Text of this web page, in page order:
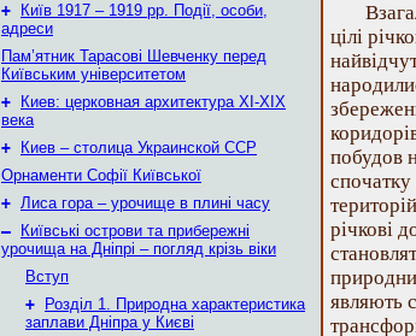
+
Київ 1917 – 1919 рр. Події, особи,
адреси
Пам’ятник Тарасові Шевченку перед
Київським університетом
+
Киев: церковная архитектура XI-XIX
века
+
Киев – столица Украинской ССР
Орнаменти Софії Київської
+ Лиса гора – урочище в плині часу
–
Київські острови та прибережні
урочища на Дніпрі – погляд крізь віки
Вступ
+
Розділ 1. Природна характеристика
заплави Дніпра у Києві
цілі
побудов
річкові
являють